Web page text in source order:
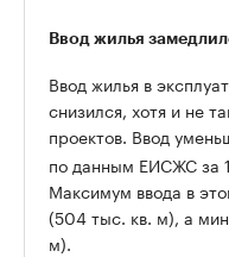
Ввод жилья
Ввод жилья в
снизился, хотя и не
проектов. Ввод
по данным ЕИСЖС за
Максимум ввода в
(504 тыс. кв. м), а
м).